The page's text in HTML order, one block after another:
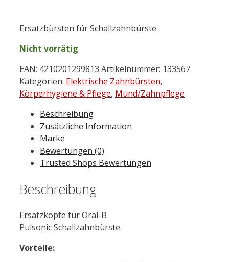
Ersatzbürsten für Schallzahnbürste
Nicht vorrätig
EAN: 4210201299813 Artikelnummer: 133567
Kategorien: Elektrische Zahnbürsten,
Körperhygiene & Pflege, Mund/Zahnpflege
Beschreibung
Zusätzliche Information
Marke
Bewertungen (0)
Trusted Shops Bewertungen
Beschreibung
Ersatzköpfe für Oral-B
Pulsonic Schallzahnbürste.
Vorteile: